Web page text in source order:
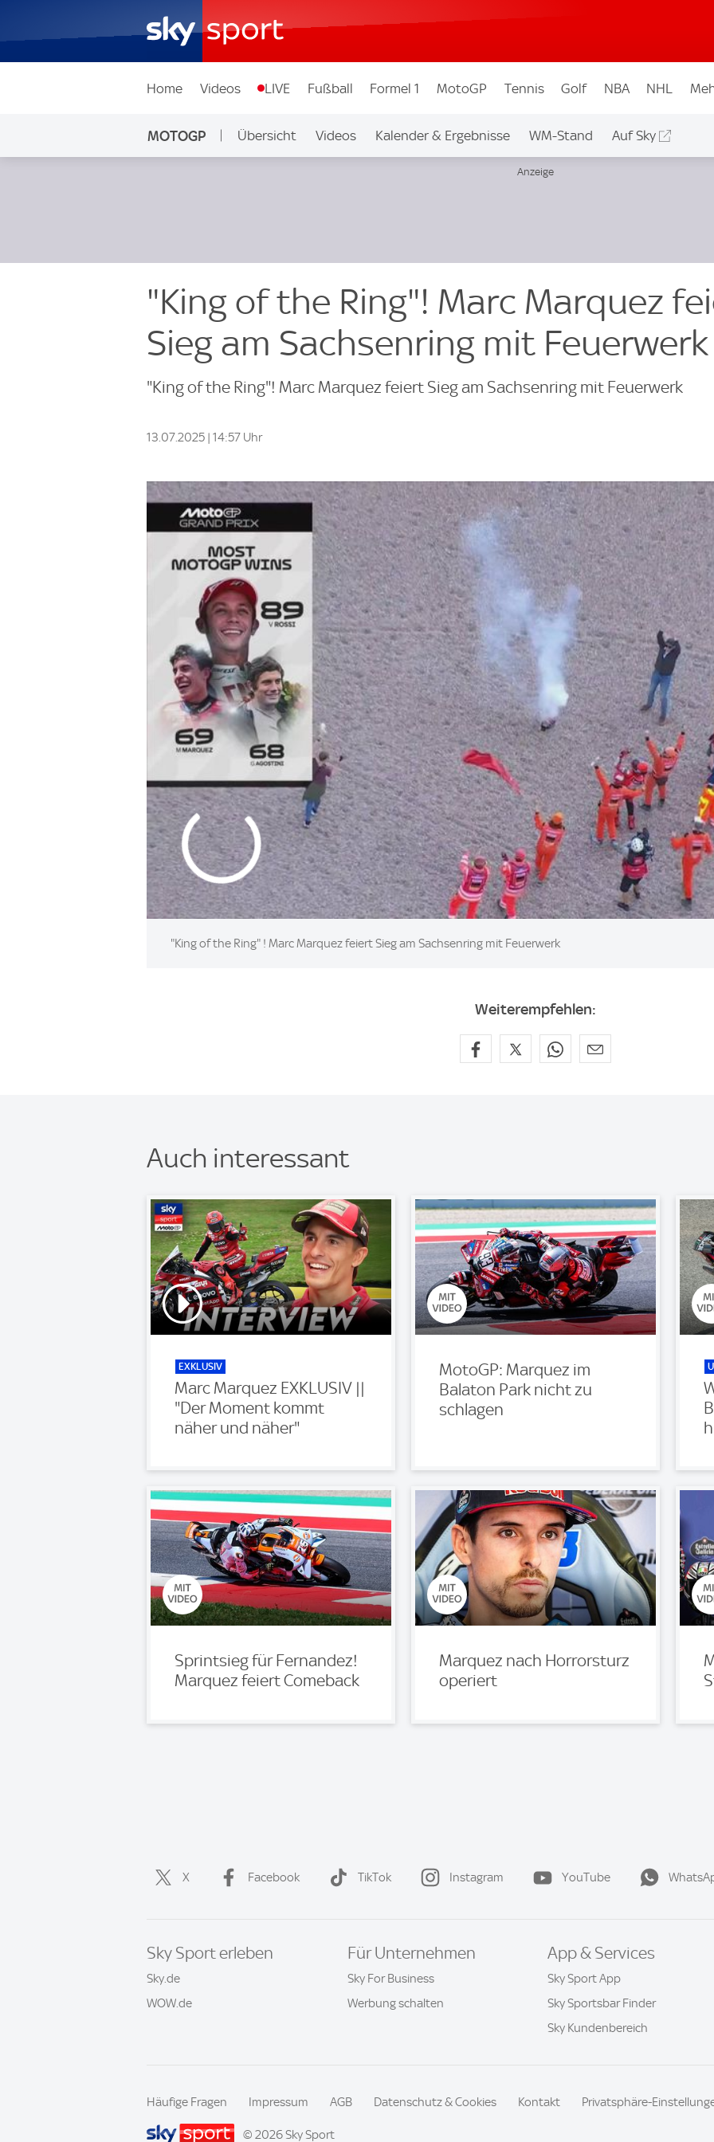
Home Videos LIVE Fußball Formel 1 MotoGP Tennis Golf NBA NHL
MOTOGP Übersicht Videos Kalender & Ergebnisse WM-Stand Auf Sky
"King of the Ring"! Marc Marquez
Sieg am Sachsenring mit Feuerwerk
"King of the Ring"! Marc Marquez feiert Sieg am Sachsenring mit Feuerwerk
13.07.2025 | 14:57 Uhr
"King of the Ring" ! Marc Marquez feiert Sieg am Sachsenring mit Feuerwerk
Weiterempfehlen:
Auch interessant
EXKLUSIV
Marc Marquez EXKLUSIV ||
"Der Moment kommt
näher und näher"
MotoGP: Marquez im
Balaton Park nicht zu
schlagen
Sprintsieg für Fernandez!
Marquez feiert Comeback
Marquez nach Horrorsturz
operiert
X Facebook TikTok Instagram YouTube
Sky Sport erleben
Sky.de
WOW.de
Für Unternehmen
Sky For Business
Werbung schalten
App & Services
Sky Sport App
Sky Sportsbar Finder
Sky Kundenbereich
Häufige Fragen Impressum AGB Datenschutz & Cookies Kontakt Privatsphäre-
© 2026 Sky Sport